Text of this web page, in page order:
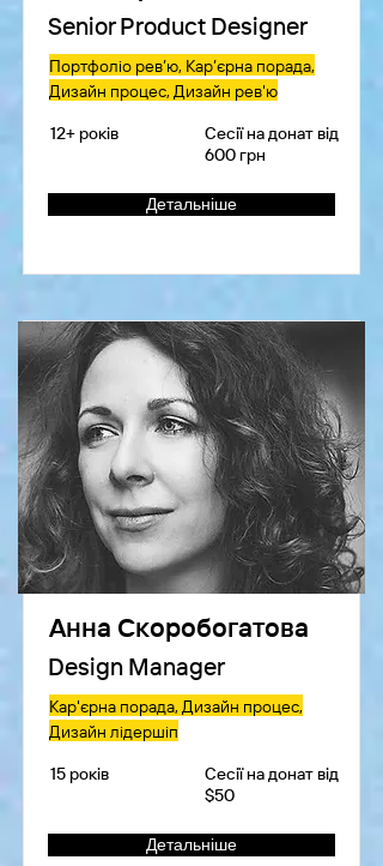
Senior Product Designer
Портфоліо рев’ю, Кар’єрна порада,
Дизайн процес, Дизайн рев'ю
12+ років
Сесії на донат від
600 грн
Детальніше
Анна Скоробогатова
Design Manager
Кар'єрна порада, Дизайн процес,
Дизайн лідершіп
15 років
Сесії на донат від
$50
Детальніше